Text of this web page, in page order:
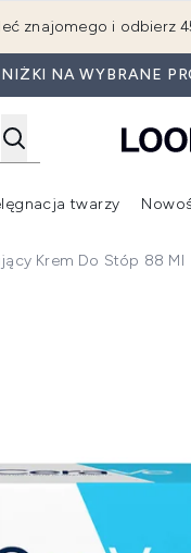
znajomego i odbierz
NA WYBRANE
Wejdź do podmenu (Beauty Box)
Wejdź do podmenu (Marki)
twarzy
Krem Do Stóp 88 Ml